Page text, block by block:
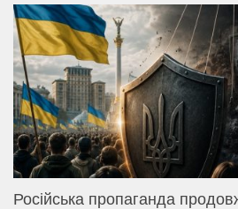
Російська пропаганда